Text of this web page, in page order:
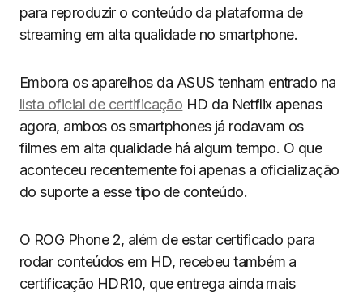
para reproduzir o conteúdo da plataforma de
streaming em alta qualidade no smartphone.
Embora os aparelhos da ASUS tenham entrado na
lista oficial de certificação HD da Netflix apenas
agora, ambos os smartphones já rodavam os
filmes em alta qualidade há algum tempo. O que
aconteceu recentemente foi apenas a oficialização
do suporte a esse tipo de conteúdo.
O ROG Phone 2, além de estar certificado para
rodar conteúdos em HD, recebeu também a
certificação HDR10, que entrega ainda mais